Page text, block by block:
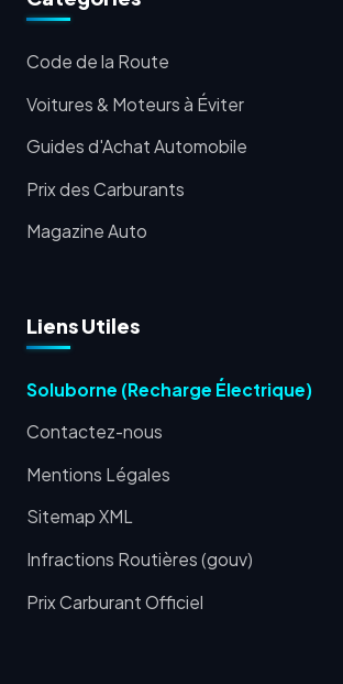
Code de la Route
Voitures & Moteurs à Éviter
Guides d'Achat Automobile
Prix des Carburants
Magazine Auto
Liens Utiles
Soluborne (Recharge Électrique)
Contactez-nous
Mentions Légales
Sitemap XML
Infractions Routières (gouv)
Prix Carburant Officiel